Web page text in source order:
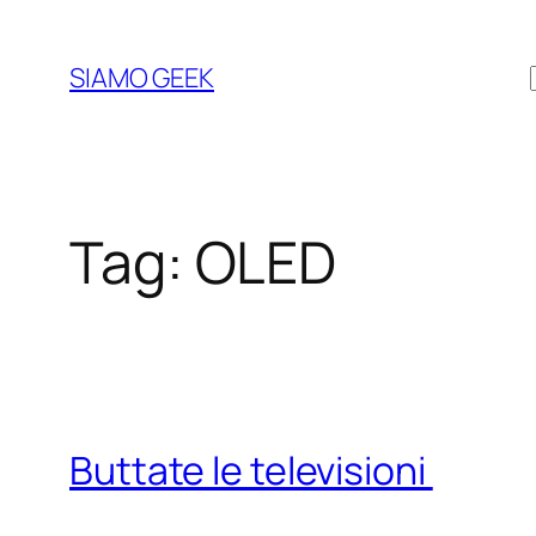
contenuto
SIAMO GEEK
Tag: OLED
Buttate le televisioni